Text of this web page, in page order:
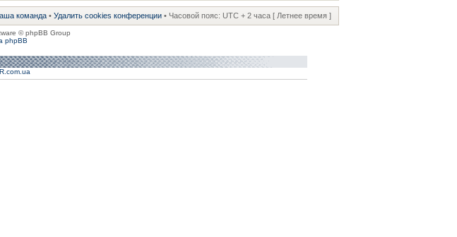
команда • Удалить cookies конференции • Часовой пояс: UTC + 2 часа [ Летнее время ]
© phpBB Group
phpBB